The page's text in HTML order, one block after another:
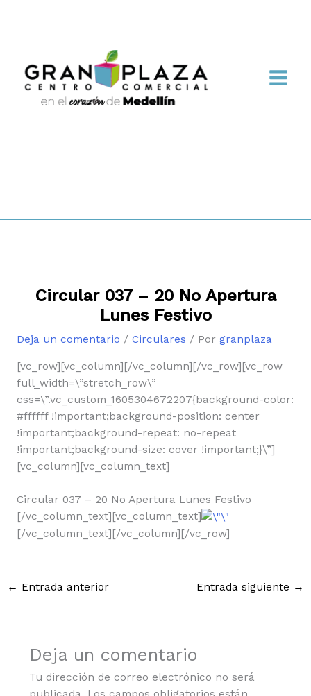
Circular 037 – 20 No Apertura
Lunes Festivo
Deja un comentario / Circulares / Por granplaza
[vc_row][vc_column][/vc_column][/vc_row][vc_row
full_width=\”stretch_row\”
css=\”.vc_custom_1605304672207{background-color:
#ffffff !important;background-position: center
!important;background-repeat: no-repeat
!important;background-size: cover !important;}\”]
[vc_column][vc_column_text]
Circular 037 – 20 No Apertura Lunes Festivo
[/vc_column_text][vc_column_text]
[/vc_column_text][/vc_column][/vc_row]
← Entrada anterior Entrada siguiente →
Deja un comentario
Tu dirección de correo electrónico no será